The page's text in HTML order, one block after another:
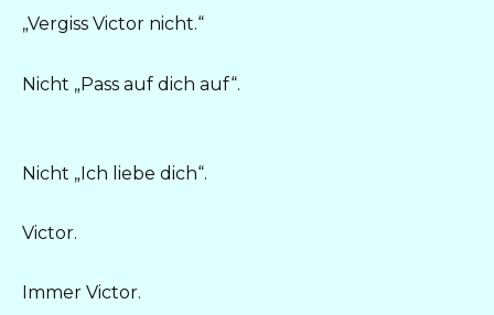
„Vergiss Victor nicht.“
Nicht „Pass auf dich auf“.
Nicht „Ich liebe dich“.
Victor.
Immer Victor.